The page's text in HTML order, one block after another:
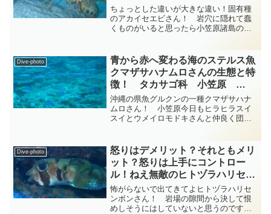
photo-summary-tsubuankun
ちょっとした違いが大きな違い！固有種
のアカイセエビさん！ 岩穴に隠れて蠢
くものがいると思ったら小笠原諸島の一
ですか・・・アカイセエビさんは水深10
～25mほどの岩礁域で...
Dive-photo
青から赤へ変わる海のステルス魚
クマザサハナムロさんの生態と特
徴！ タカサゴ科 小笠原
diving-photo-summary-
tsubuankun
沖縄の県魚グルクンの一種クマザサハナ
ムロさん！ 小笠原今日もヒラヒラスイ
スイとウメイロモドキさんと仲良く団体
ないでしょうか？・・・クマザサハナム
ロさんは沖縄ではグルクン...
Dive-photo
怒りはデメリット？それともメリ
ット？怒りは上手にコントロー
ル！ねえ無敵のヒトヅラハリセン
ボンさん！ フグ diving-
photo-summary-tsubuankun
怖がらないで出てきてよヒトヅラハリセ
ンボンさん！ 岩場の隙間から決して恨
めしそうにはしていないと思うのですが